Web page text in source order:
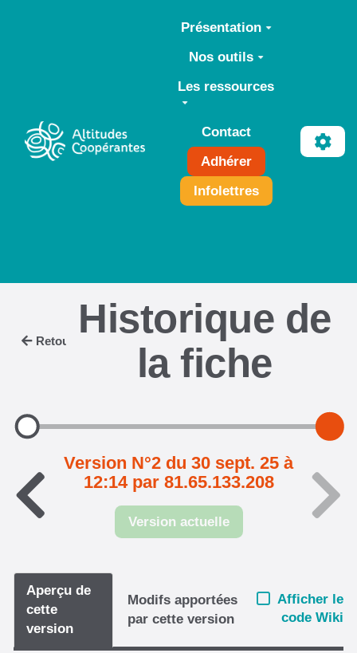
Aller au contenu principal
Présentation
Nos outils
Les ressources
Contact
Adhérer
Infolettres
Retour
Historique de
la fiche
Version N°2 du 30 sept. 25 à
12:14 par 81.65.133.208
Version actuelle
Aperçu de
cette
version
Modifs apportées
par cette version
Afficher le
code Wiki